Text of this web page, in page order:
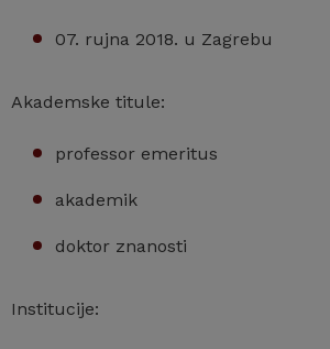
07. rujna 2018. u Zagrebu
Akademske titule:
professor emeritus
akademik
doktor znanosti
Institucije: